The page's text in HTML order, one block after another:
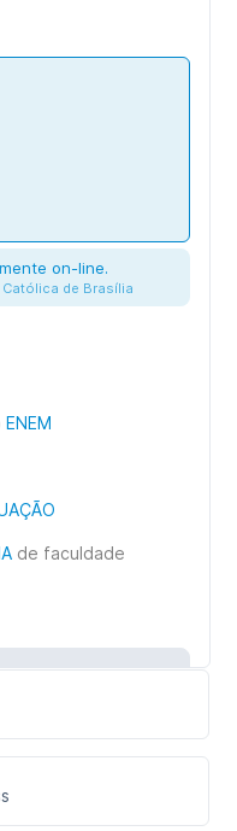
on-line.
de Brasília
ENEM
de faculdade